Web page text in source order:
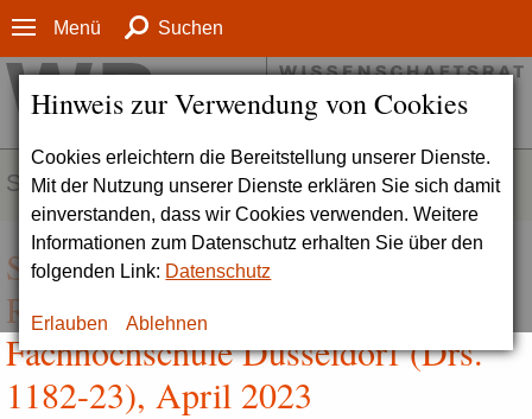
Hinweis zur Verwendung von Cookies
Cookies erleichtern die Bereitstellung unserer Dienste.
Mit der Nutzung unserer Dienste erklären Sie sich damit
einverstanden, dass wir Cookies verwenden. Weitere
Informationen zum Datenschutz erhalten Sie über den
folgenden Link: Datenschutz
Erlauben Ablehnen
Menü Suchen
SERVICE
Stellungnahme zur Institutionellen
Reakkreditierung der Fliedner
Fachhochschule Düsseldorf (Drs.
1182-23), April 2023